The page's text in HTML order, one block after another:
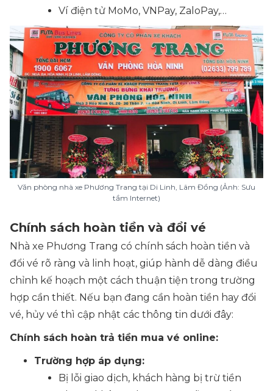
Ví điện tử MoMo, VNPay, ZaloPay,…
Văn phòng nhà xe Phương Trang tại Di Linh, Lâm Đồng (Ảnh: Sưu
tầm Internet)
Chính sách hoàn tiền và đổi vé
Nhà xe Phương Trang có chính sách hoàn tiền và
đổi vé rõ ràng và linh hoạt, giúp hành dễ dàng điều
chỉnh kế hoạch một cách thuận tiện trong trường
hợp cần thiết. Nếu bạn đang cần hoàn tiền hay đổi
vé, hủy vé thì cập nhật các thông tin dưới đây:
Chính sách hoàn trả tiền mua vé online:
Trường hợp áp dụng:
Bị lỗi giao dịch, khách hàng bị trừ tiền